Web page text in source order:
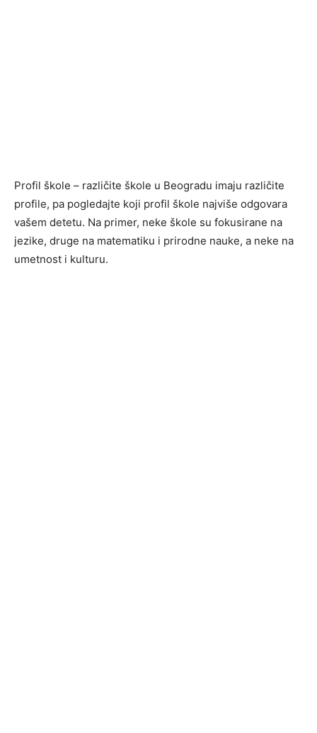
Profil škole – različite škole u Beogradu imaju različite
profile, pa pogledajte koji profil škole najviše odgovara
vašem detetu. Na primer, neke škole su fokusirane na
jezike, druge na matematiku i prirodne nauke, a neke na
umetnost i kulturu.